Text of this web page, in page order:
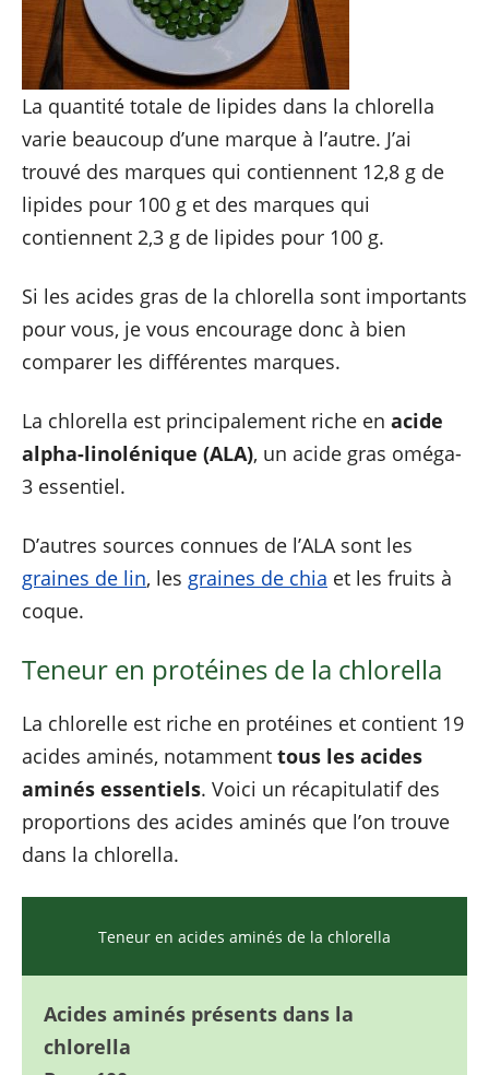
La quantité totale de lipides dans la chlorella
varie beaucoup d’une marque à l’autre. J’ai
trouvé des marques qui contiennent 12,8 g de
lipides pour 100 g et des marques qui
contiennent 2,3 g de lipides pour 100 g.
Si les acides gras de la chlorella sont importants
pour vous, je vous encourage donc à bien
comparer les différentes marques.
La chlorella est principalement riche en acide
alpha-linolénique (ALA), un acide gras oméga-
3 essentiel.
D’autres sources connues de l’ALA sont les
graines de lin, les graines de chia et les fruits à
coque.
Teneur en protéines de la chlorella
La chlorelle est riche en protéines et contient 19
acides aminés, notamment tous les acides
aminés essentiels. Voici un récapitulatif des
proportions des acides aminés que l’on trouve
dans la chlorella.
Teneur en acides aminés de la chlorella
Acides aminés présents dans la
chlorella